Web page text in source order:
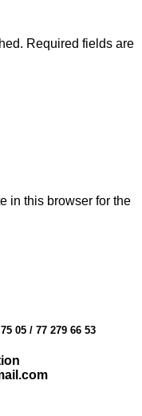
Required fields are
in this browser for the
05 / 77 279 66 53